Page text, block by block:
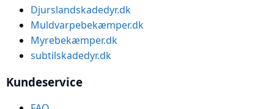
Djurslandskadedyr.dk
Muldvarpebekæmper.dk
Myrebekæmper.dk
subtilskadedyr.dk
Kundeservice